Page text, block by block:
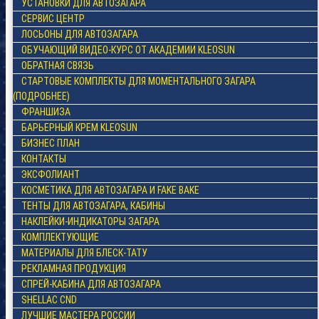
УСТАНОВКИ ДЛЯ АВТОЗАГАРА
СЕРВИС ЦЕНТР
ЛОСЬОНЫ ДЛЯ АВТОЗАГАРА
ОБУЧАЮЩИЙ ВИДЕО-КУРС ОТ АКАДЕМИИ KLEOSUN
ОБРАТНАЯ СВЯЗЬ
СТАРТОВЫЕ КОМПЛЕКТЫ ДЛЯ МОМЕНТАЛЬНОГО ЗАГАРА
(ПОДРОБНЕЕ)
ФРАНШИЗА
БАРЬЕРНЫЙ КРЕМ KLEOSUN
БИЗНЕС ПЛАН
КОНТАКТЫ
ЭКСФОЛИАНТ
КОСМЕТИКА ДЛЯ АВТОЗАГАРА И FAKE BAKE
ТЕНТЫ ДЛЯ АВТОЗАГАРА, КАБИНЫ
НАКЛЕЙКИ-ИНДИКАТОРЫ ЗАГАРА
КОМПЛЕКТУЮЩИЕ
МАТЕРИАЛЫ ДЛЯ БЛЕСК-ТАТУ
РЕКЛАМНАЯ ПРОДУКЦИЯ
СПРЕЙ-КАБИНА ДЛЯ АВТОЗАГАРА
SHELLAC CND
ЛУЧШИЕ МАСТЕРА РОССИИ